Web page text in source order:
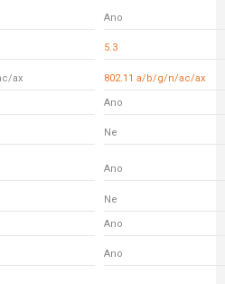
Ano
5.3
ax 802.11 a/b/g/n/ac/ax
Ano
Ne
Ano
Ne
Ano
Ano